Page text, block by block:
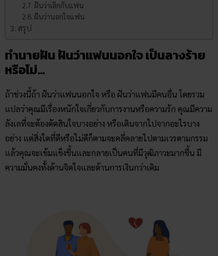
ฝันว่าเลิกกับแฟน
ฝันว่านอกใจแฟน
สรุป
ทำนายฝัน ฝันว่าแฟนนอกใจ เป็นลางร้าย
หรือไม่…
ถ้าช่วงนี้ถ้า ฝันว่าแฟนนอกใจ หรือ ฝันว่าแฟนมีคนอื่น โดยรวม
แปลว่าคุณมีเรื่องหนักใจเกี่ยวกับการงานหรือความรัก คุณมีความ
ลังเลที่จะต้องตัดสินใจบางอย่าง หรือเดินจากไปจากอะไรบาง
อย่าง แต่สิ่งใดที่ดีหรือไม่ดีก็ตามจะคลี่คลายไปตามเวรตามกรรม
แล้วคุณจะเข้มแข็งขึ้นและกลายเป็นคนที่มีวุฒิภาวะมากขึ้น มี
ความมั่นคงทั้งด้านจิตใจและด้านการเงินกว่าเดิม